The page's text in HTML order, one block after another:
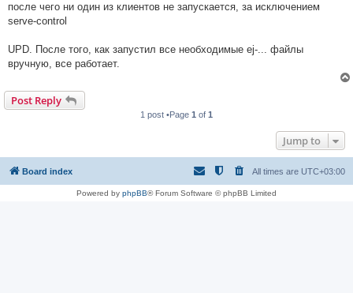
после чего ни один из клиентов не запускается, за исключением
serve-control
UPD. После того, как запустил все необходимые ej-... файлы
вручную, все работает.
Post Reply
1 post •Page 1 of 1
Jump to
Board index All times are UTC+03:00
Powered by phpBB® Forum Software © phpBB Limited